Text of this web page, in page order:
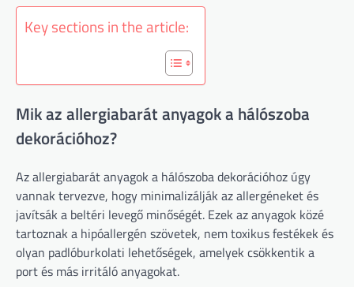
Key sections in the article:
Mik az allergiabarát anyagok a hálószoba
dekorációhoz?
Az allergiabarát anyagok a hálószoba dekorációhoz úgy
vannak tervezve, hogy minimalizálják az allergéneket és
javítsák a beltéri levegő minőségét. Ezek az anyagok közé
tartoznak a hipóallergén szövetek, nem toxikus festékek és
olyan padlóburkolati lehetőségek, amelyek csökkentik a
port és más irritáló anyagokat.